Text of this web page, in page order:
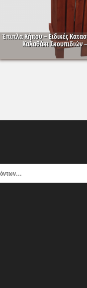
Έπιπλα Κήπου – Ειδικές
Καλαθάκι Σκουπιδιών